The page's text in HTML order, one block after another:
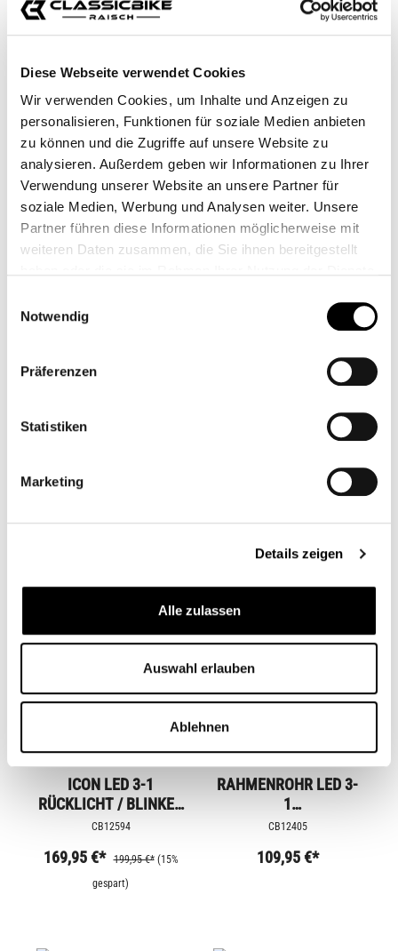
Diese Webseite verwendet Cookies
Wir verwenden Cookies, um Inhalte und Anzeigen zu
personalisieren, Funktionen für soziale Medien anbieten
zu können und die Zugriffe auf unsere Website zu
analysieren. Außerdem geben wir Informationen zu Ihrer
Verwendung unserer Website an unsere Partner für
soziale Medien, Werbung und Analysen weiter. Unsere
Partner führen diese Informationen möglicherweise mit
weiteren Daten zusammen, die Sie ihnen bereitgestellt
Notwendig
Präferenzen
Statistiken
Marketing
Details zeigen
Alle zulassen
Auswahl erlauben
Ablehnen
RIZOMA CLUB S
RÜCKLICHT/BLINKER
CB11273M
Ab
RIZOMA LEGGERA S
RÜCKLICHT/BLINKER
CB11279.1M
92,00 €*
RÜCKLICHT/BLINKER
KELLERMANN BULLET
RÜCKLICHT/BLINKER
KOMBINATION
ICON LED 3-1
RÜCKLICHT / BLINKER
KOMBINATION
CB12594
169,95 €* 199,95 €* (15%
gespart)
RAHMENROHR LED 3-
1
BLINKER/RÜCKLICHT
CB12405
109,95 €*